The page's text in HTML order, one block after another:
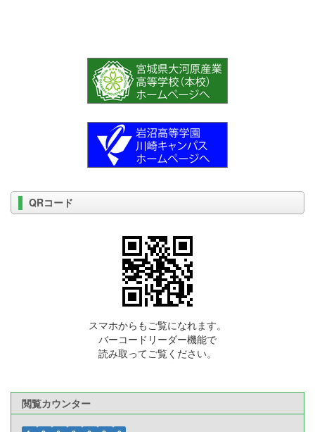
QRコード
スマホからもご覧になれます。
バーコードリーダー機能で
読み取ってご覧ください。
閲覧カウンター